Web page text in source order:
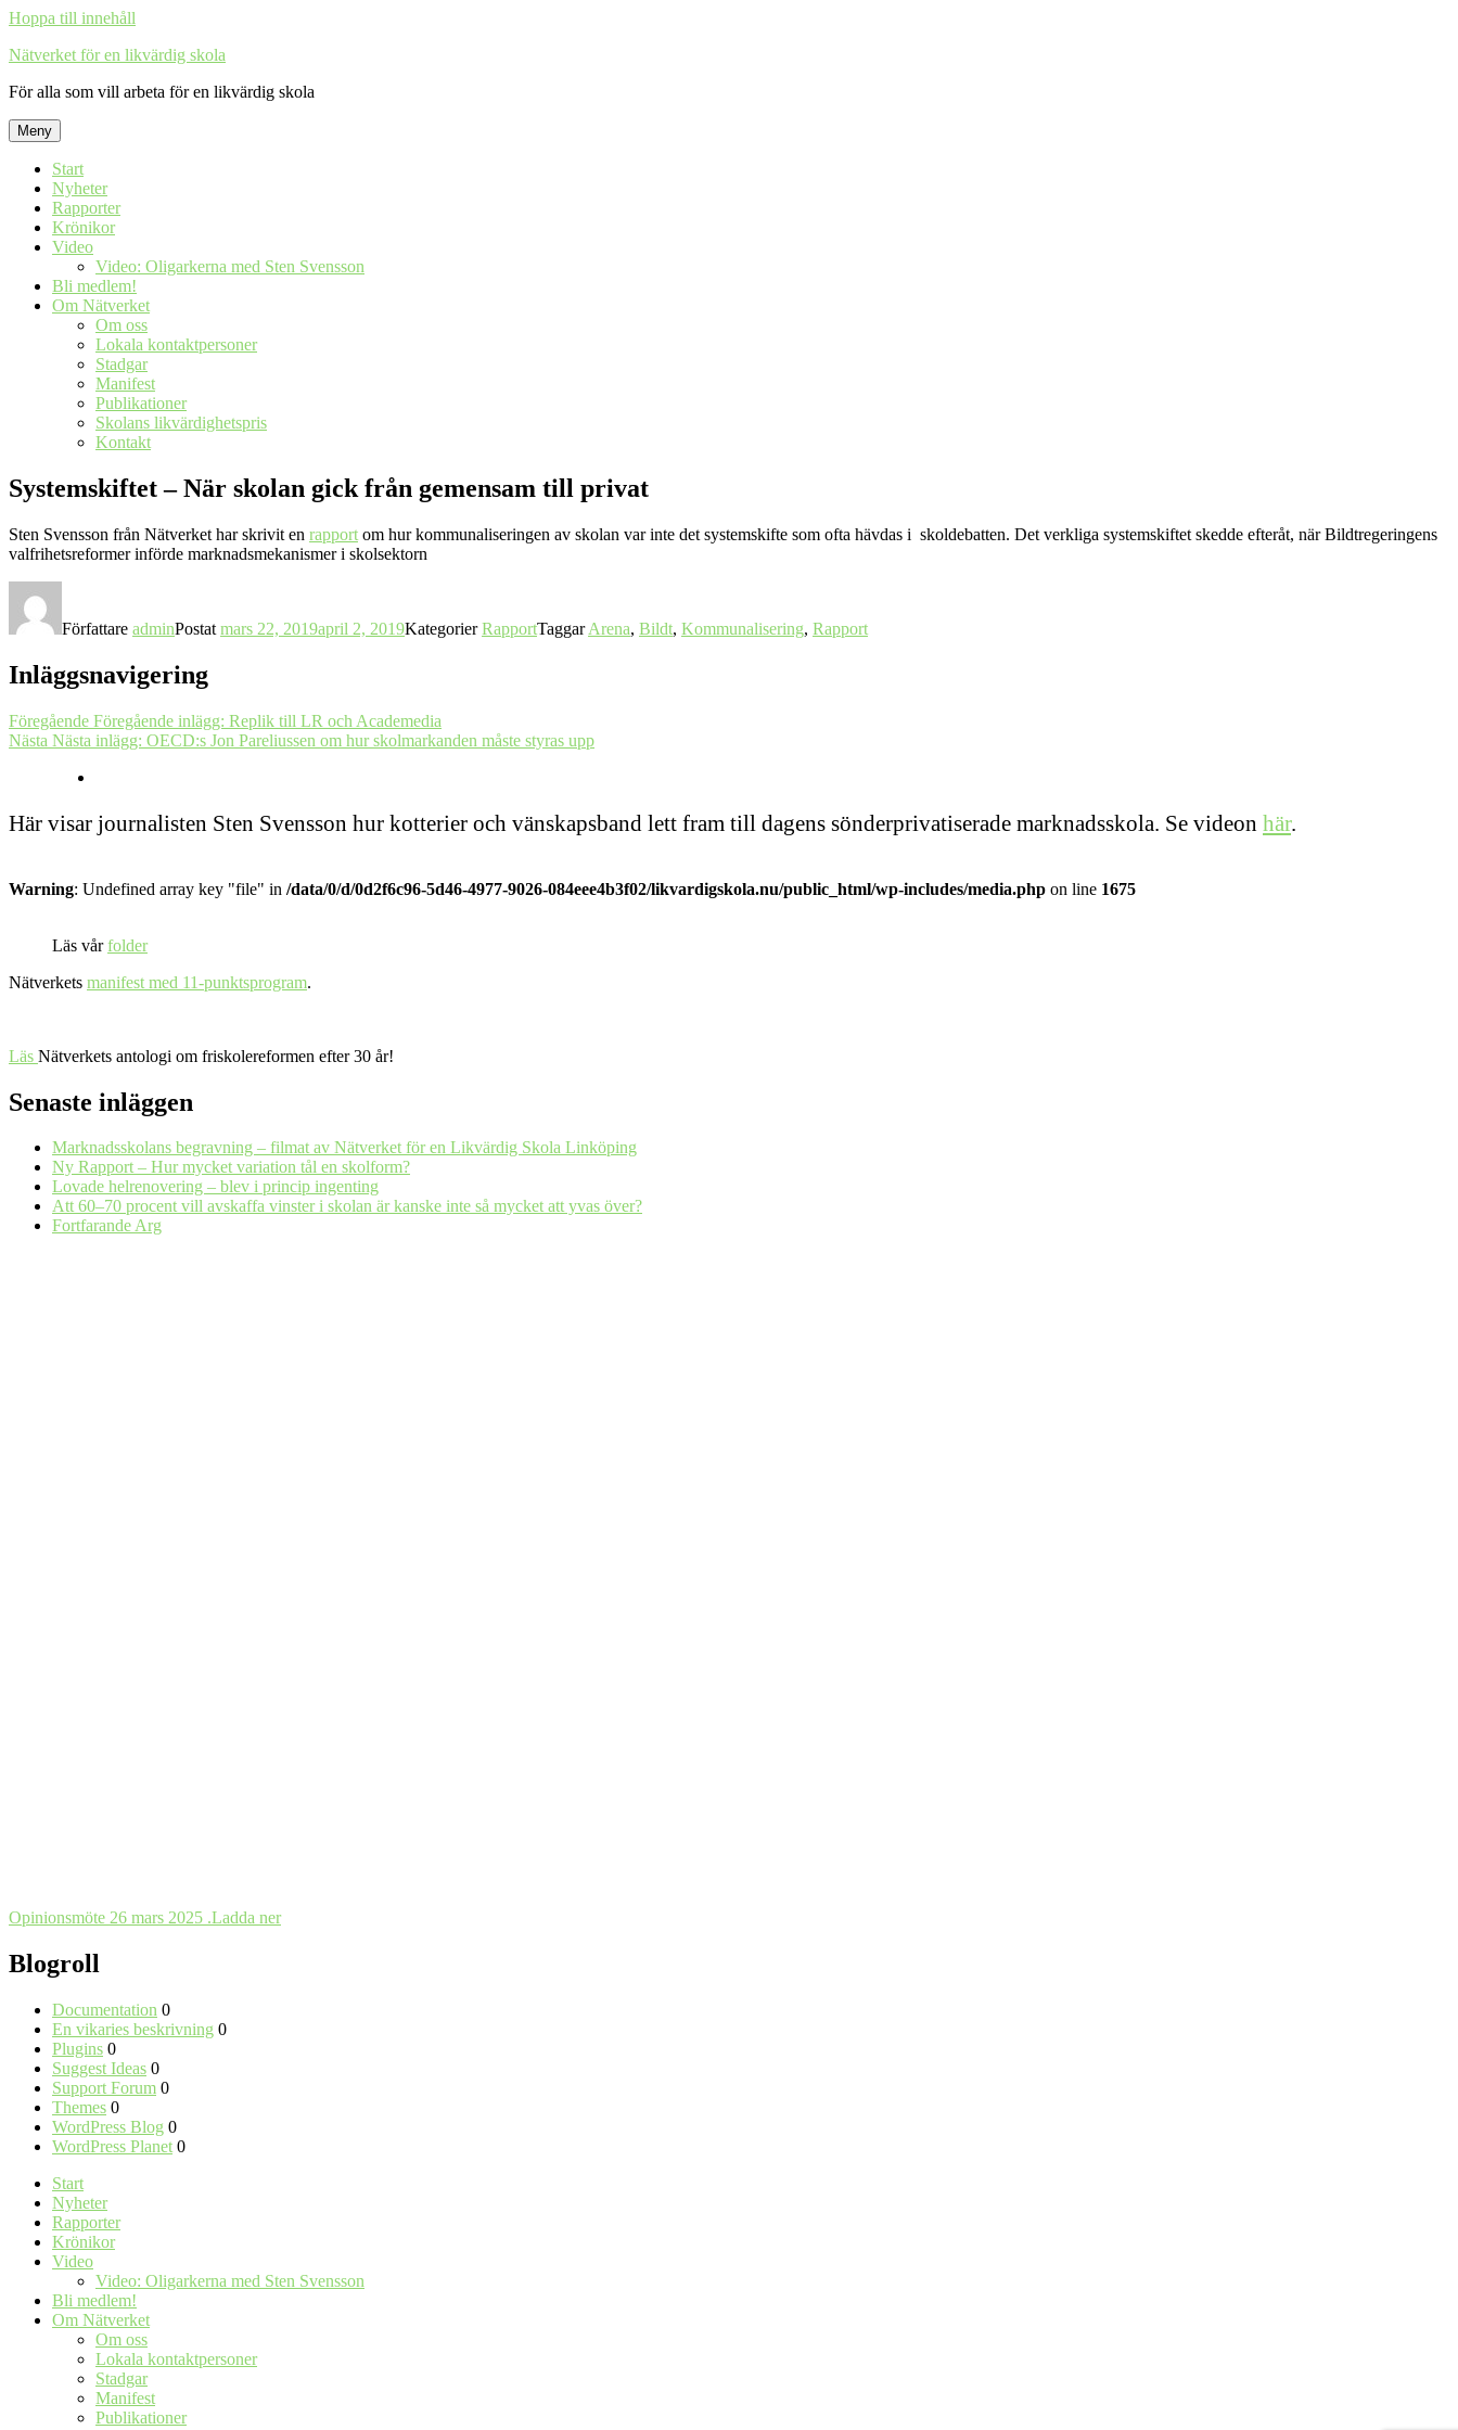
Hoppa till innehåll
Nätverket för en likvärdig skola
För alla som vill arbeta för en likvärdig skola
Meny
Start
Nyheter
Rapporter
Krönikor
Video
Video: Oligarkerna med Sten Svensson
Bli medlem!
Om Nätverket
Om oss
Lokala kontaktpersoner
Stadgar
Manifest
Publikationer
Skolans likvärdighetspris
Kontakt
Systemskiftet – När skolan gick från gemensam till privat
Sten Svensson från Nätverket har skrivit en rapport om hur kommunaliseringen av skolan var inte det systemskifte som ofta hävdas i skoldebatten. Det verkliga systemskiftet skedde efteråt, när Bildtregeringens
valfrihetsreformer införde marknadsmekanismer i skolsektorn
Författare adminPostat mars 22, 2019april 2, 2019KategorierRapportTaggarArena, Bildt, Kommunalisering, Rapport
Inläggsnavigering
Föregående Föregående inlägg: Replik till LR och Academedia
Nästa Nästa inlägg: OECD:s Jon Pareliussen om hur skolmarkanden måste styras upp
Här visar journalisten Sten Svensson hur kotterier och vänskapsband lett fram till dagens sönderprivatiserade marknadsskola. Se videon här.
Warning: Undefined array key "file" in /data/0/d/0d2f6c96-5d46-4977-9026-084eee4b3f02/likvardigskola.nu/public_html/wp-includes/media.php on line 1675
Läs vårfolder
Nätverkets manifest med 11-punktsprogram.
Läs Nätverkets antologi om friskolereformen efter 30 år!
Senaste inläggen
Marknadsskolans begravning – filmat av Nätverket för en Likvärdig Skola Linköping
Ny Rapport – Hur mycket variation tål en skolform?
Lovade helrenovering – blev i princip ingenting
Att 60–70 procent vill avskaffa vinster i skolan är kanske inte så mycket att yvas över?
Fortfarande Arg
Opinionsmöte 26 mars 2025 .Ladda ner
Blogroll
Documentation 0
En vikaries beskrivning 0
Plugins 0
Suggest Ideas 0
Support Forum 0
Themes 0
WordPress Blog 0
WordPress Planet 0
Start
Nyheter
Rapporter
Krönikor
Video
Video: Oligarkerna med Sten Svensson
Bli medlem!
Om Nätverket
Om oss
Lokala kontaktpersoner
Stadgar
Manifest
Publikationer